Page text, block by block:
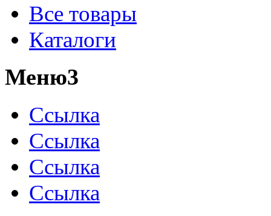
Все товары
Каталоги
Меню3
Ссылка
Ссылка
Ссылка
Ссылка